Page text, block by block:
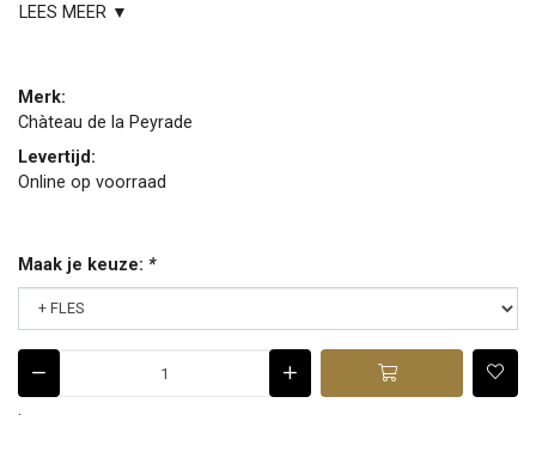
LEES MEER ▼
Merk:
Chàteau de la Peyrade
Levertijd:
Online op voorraad
Maak je keuze: *
.